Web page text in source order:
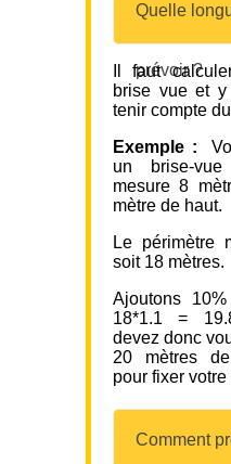
Quelle
prévoir ?
Il faut
brise vue et
tenir compte
Exemple :
un brise-
mesure 8
mètre de haut.
Le périmètre
soit 18 mètres.
Ajoutons
18*1.1 =
devez donc
20 mètres
pour fixer
Comment